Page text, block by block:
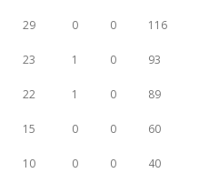
29 0 0 116
23 1 0 93
22 1 0 89
15 0 0 60
10 0 0 40